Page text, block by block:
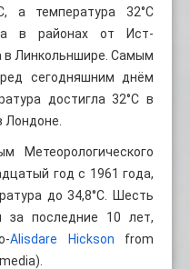
а температура 32°C
в районах от Ист-
в Линкольншире. Самым
сегодняшним днём
достигла 32°C в
Лондоне.
Метеорологического
год с 1961 года,
до 34,8°C. Шесть
за последние 10 лет,
Alisdare Hickson from